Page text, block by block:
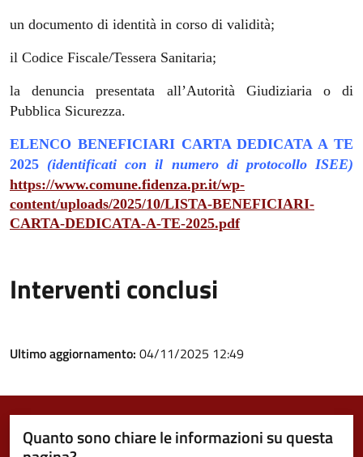
un documento di identità in corso di validità;
il Codice Fiscale/Tessera Sanitaria;
la denuncia presentata all’Autorità Giudiziaria o di
Pubblica Sicurezza.
ELENCO BENEFICIARI CARTA DEDICATA A TE
2025 (identificati con il numero di protocollo ISEE)
https://www.comune.fidenza.pr.it/wp-
content/uploads/2025/10/LISTA-BENEFICIARI-
CARTA-DEDICATA-A-TE-2025.pdf
Interventi conclusi
Ultimo aggiornamento: 04/11/2025 12:49
Quanto sono chiare le informazioni su questa